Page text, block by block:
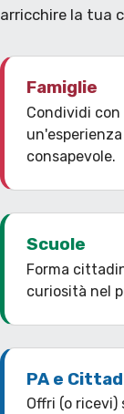
arricchire la tua
Famiglie
Condividi
consapevole.
Scuole
Forma
curiosità nel
PA e
Offri (o